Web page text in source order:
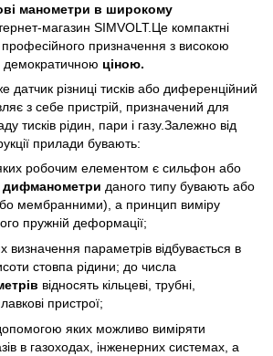
манометри в широкому
магазин SIMVOLT.Це компактні
професійного призначення з високою
демократичною ціною.
датчик різниці тисків або диференційний
з себе пристрій, призначений для
тисків рідин, пари і газу.Залежно від
прилади бувають:
робочим елементом є сильфон або
дифманометри даного типу бувають або
мембранними), а принцип виміру
пружній деформації;
визначення параметрів відбувається в
стовпа рідини; до числа
відносять кільцеві, трубні,
пристрої;
яких можливо виміряти
в газоходах, інженерних системах, а